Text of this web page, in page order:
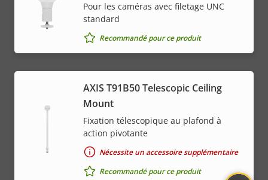
Pour les caméras avec filetage UNC
standard
Recommandé pour ce produit
AXIS T91B50 Telescopic Ceiling
Mount
Fixation télescopique au plafond à
action pivotante
Nécessite un accessoire supplémentaire
Recommandé pour ce produit